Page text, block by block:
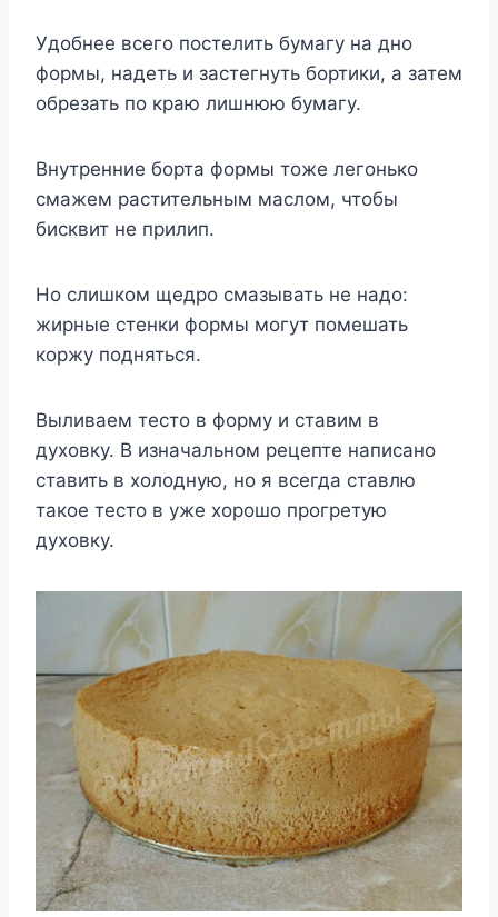
Удобнее всего постелить бумагу на дно
формы, надеть и застегнуть бортики, а затем
обрезать по краю лишнюю бумагу.
Внутренние борта формы тоже легонько
смажем растительным маслом, чтобы
бисквит не прилип.
Но слишком щедро смазывать не надо:
жирные стенки формы могут помешать
коржу подняться.
Выливаем тесто в форму и ставим в
духовку. В изначальном рецепте написано
ставить в холодную, но я всегда ставлю
такое тесто в уже хорошо прогретую
духовку.